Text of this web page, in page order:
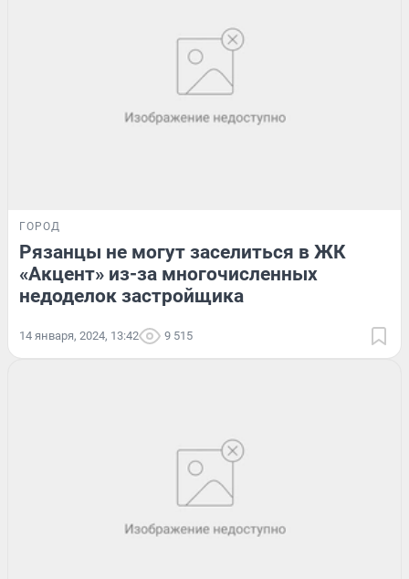
ГОРОД
Рязанцы не могут заселиться в ЖК
«Акцент» из-за многочисленных
недоделок застройщика
14 января, 2024, 13:42 9 515